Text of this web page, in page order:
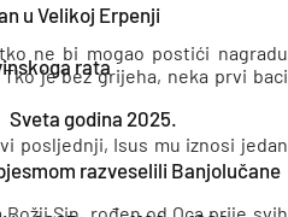
u Velikoj Erpenji
rata
Sveta godina 2025.
razveselili Banjolučane
ne bi mogao postići nagradu
je bez grijeha, neka prvi baci
posljednji, Isus mu iznosi jedan